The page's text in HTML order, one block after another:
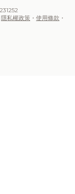
隱私權政策 ・ 使用條款 ・